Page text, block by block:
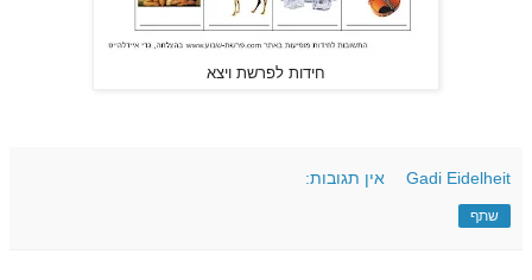
חידות לפרשת ויצא
Gadi Eidelheit אין תגובות:
שתף